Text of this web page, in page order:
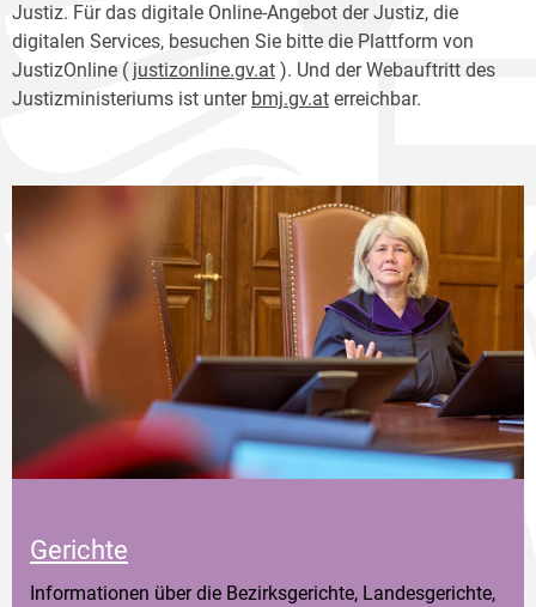
Justiz. Für das digitale Online-Angebot der Justiz, die
digitalen Services, besuchen Sie bitte die Plattform von
JustizOnline ( justizonline.gv.at ). Und der Webauftritt des
Justizministeriums ist unter bmj.gv.at erreichbar.
Gerichte
Informationen über die Bezirksgerichte, Landesgerichte,